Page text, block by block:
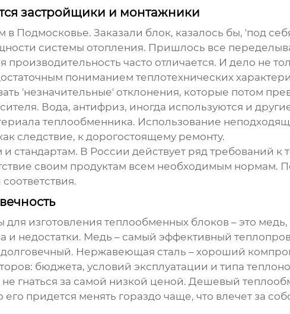
застройщики и монтажники
Подмосковье. Заказали блок, казалось бы, 'под
системы отопления. Пришлось все
часто отличается. И дело не
пониманием теплотехнических
'незначительные' отклонения, которые потом
Вода, антифриз, иногда используются и
теплообменника. Использование
следствие, к дорогостоящему ремонту.
стандартам. В России действует ряд требований
своим продуктам всем необходимым нормам.
изготовления теплообменных блоков– это
и недостатки. Медь – самый эффективный
Нержавеющая сталь – хороший
бюджета, условий эксплуатации и типа
гнаться за самой низкой ценой. Дешевый
придется менять гораздо чаще, что влечет за